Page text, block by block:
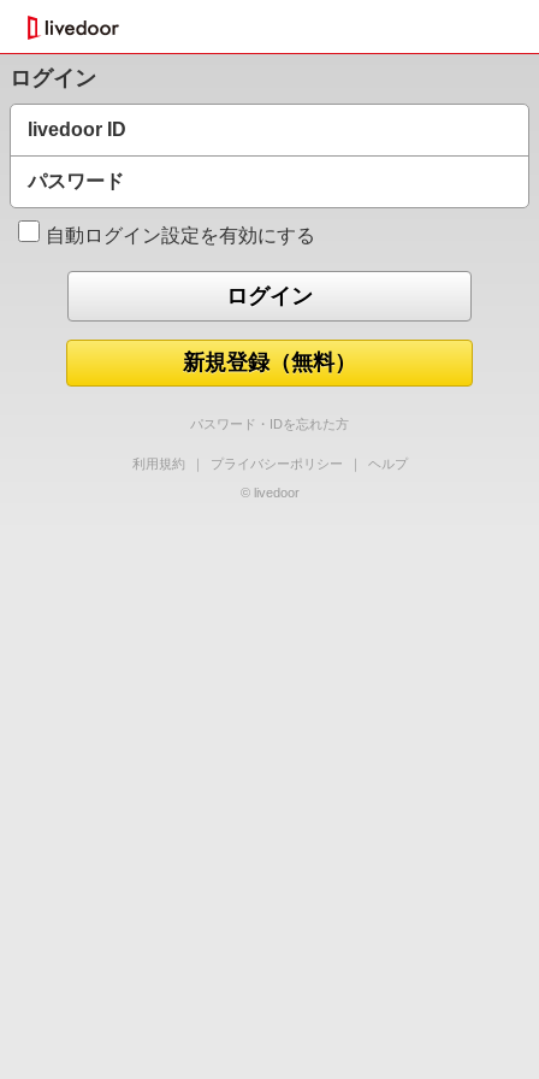
ログイン
livedoor ID
パスワード
自動ログイン設定を有効にする
新規登録（無料）
パスワード・IDを忘れた方
利用規約 ｜ プライバシーポリシー ｜
ヘルプ
© livedoor